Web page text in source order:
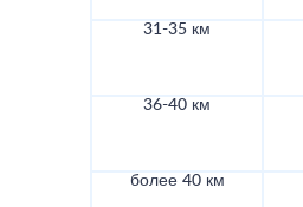
31-35 км
36-40 км
более 40 км